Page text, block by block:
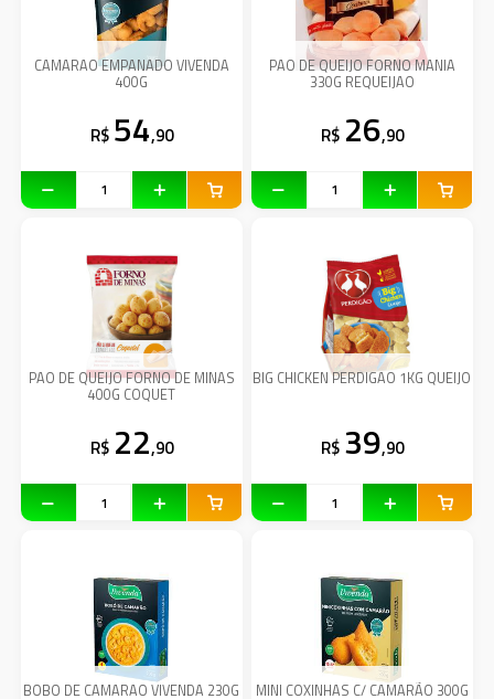
CAMARAO EMPANADO VIVENDA
400G
R$ 54,90
PAO DE QUEIJO FORNO MANIA
330G REQUEIJAO
R$ 26,90
PAO DE QUEIJO FORNO DE MINAS
400G COQUET
R$ 22,90
BIG CHICKEN PERDIGAO 1KG QUEIJO
R$ 39,90
BOBO DE CAMARAO VIVENDA 230G MINI COXINHAS C/ CAMARÃO 300G